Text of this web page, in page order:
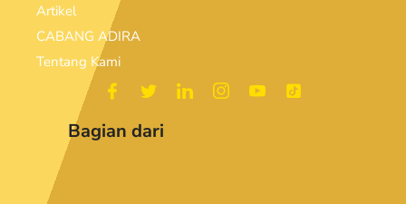
Artikel
CABANG ADIRA
Tentang Kami
Bagian dari